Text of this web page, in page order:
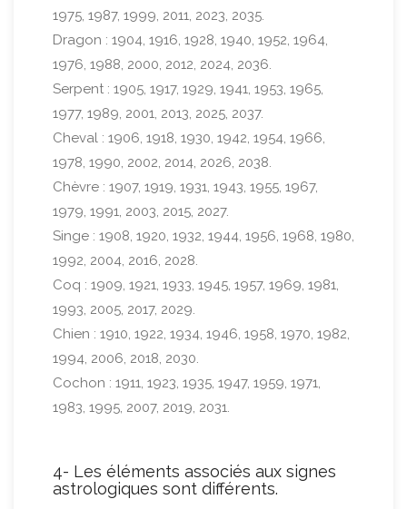
1975, 1987, 1999, 2011, 2023, 2035.
Dragon : 1904, 1916, 1928, 1940, 1952, 1964,
1976, 1988, 2000, 2012, 2024, 2036.
Serpent : 1905, 1917, 1929, 1941, 1953, 1965,
1977, 1989, 2001, 2013, 2025, 2037.
Cheval : 1906, 1918, 1930, 1942, 1954, 1966,
1978, 1990, 2002, 2014, 2026, 2038.
Chèvre : 1907, 1919, 1931, 1943, 1955, 1967,
1979, 1991, 2003, 2015, 2027.
Singe : 1908, 1920, 1932, 1944, 1956, 1968, 1980,
1992, 2004, 2016, 2028.
Coq : 1909, 1921, 1933, 1945, 1957, 1969, 1981,
1993, 2005, 2017, 2029.
Chien : 1910, 1922, 1934, 1946, 1958, 1970, 1982,
1994, 2006, 2018, 2030.
Cochon : 1911, 1923, 1935, 1947, 1959, 1971,
1983, 1995, 2007, 2019, 2031.
4- Les éléments associés aux signes
astrologiques sont différents.